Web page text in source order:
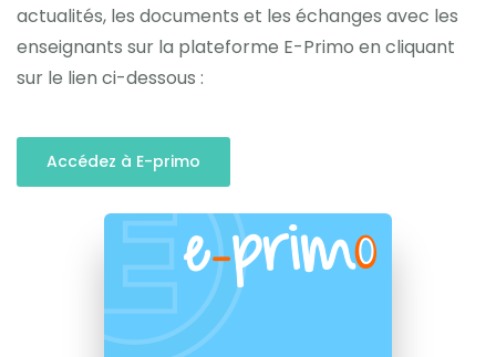
actualités, les documents et les échanges avec les
enseignants sur la plateforme E-Primo en cliquant
sur le lien ci-dessous :
Accédez à E-primo